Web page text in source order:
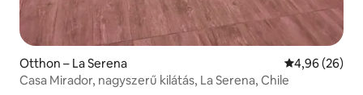
Otthon – La Serena Átlagos
4,96 (26)
Casa Mirador, nagyszerű kilátás, La Serena, Chile